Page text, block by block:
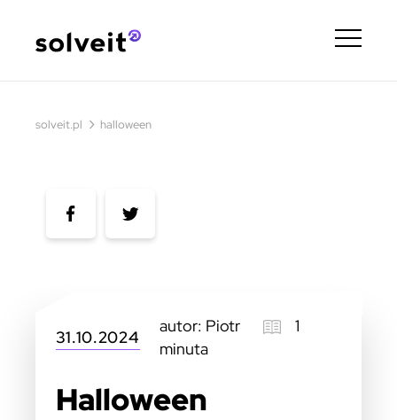
solveit.pl › halloween
31.10.2024
autor: Piotr
1
minuta
Halloween